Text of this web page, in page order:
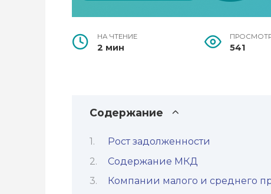
НА ЧТЕНИЕ
2 мин 541
Содержание
Рост задолженности
Содержание МКД
Компании малого и среднего